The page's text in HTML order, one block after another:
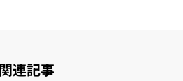
関連記事